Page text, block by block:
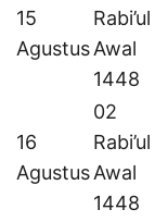
15
Agustus
Rabi’ul
Awal
1448
16
Agustus
02
Rabi’ul
Awal
1448